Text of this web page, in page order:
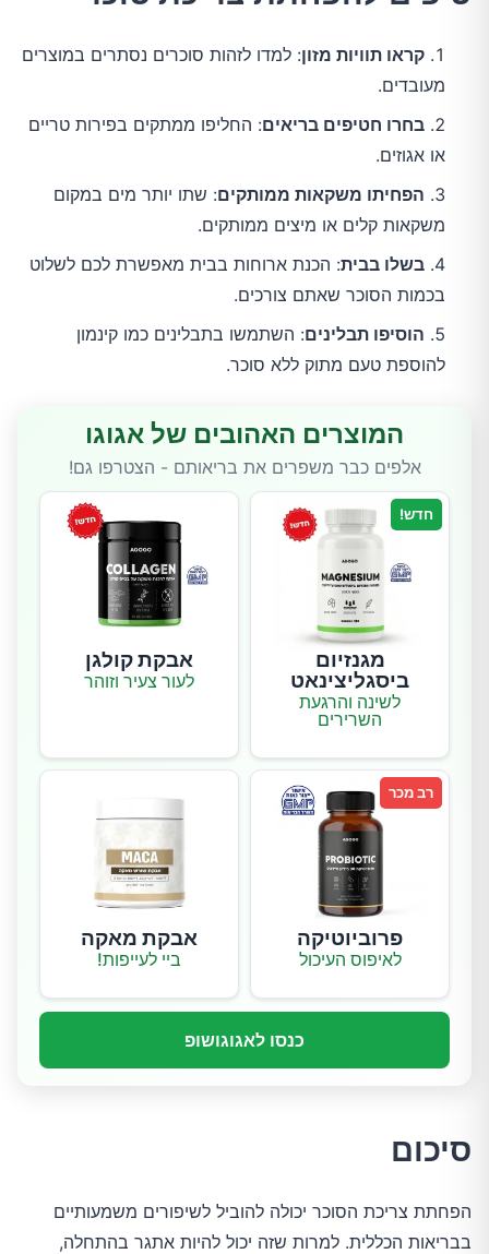
קראו תוויות מזון: למדו לזהות סוכרים נסתרים במוצרים
מעובדים.
בחרו חטיפים בריאים: החליפו ממתקים בפירות טריים
או אגוזים.
הפחיתו משקאות ממותקים: שתו יותר מים במקום
משקאות קלים או מיצים ממותקים.
בשלו בבית: הכנת ארוחות בבית מאפשרת לכם לשלוט
בכמות הסוכר שאתם צורכים.
הוסיפו תבלינים: השתמשו בתבלינים כמו קינמון
להוספת טעם מתוק ללא סוכר.
המוצרים האהובים של אגוגו
אלפים כבר משפרים את בריאותם - הצטרפו גם!
חדש!
מגנזיום
ביסגליצינאט
לשינה והרגעת
השרירים
אבקת קולגן
לעור צעיר וזוהר
רב מכר
פרוביוטיקה
לאיפוס העיכול
אבקת מאקה
ביי לעייפות!
כנסו לאגוגושופ
סיכום